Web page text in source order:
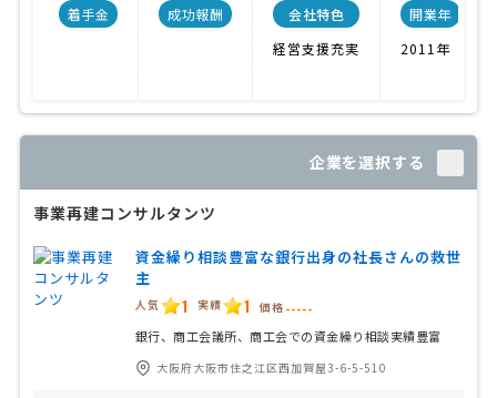
着手金 成功報酬
会社特色
経営支援充実
開業年
2011年
企業を選択する
事業再建コンサルタンツ
資金繰り相談豊富な銀行出身の社長さんの救世
主
人気 1 実績 1 価格 -----
銀行、商工会議所、商工会での資金繰り相談実績豊富
大阪府大阪市住之江区西加賀屋3-6-5-510